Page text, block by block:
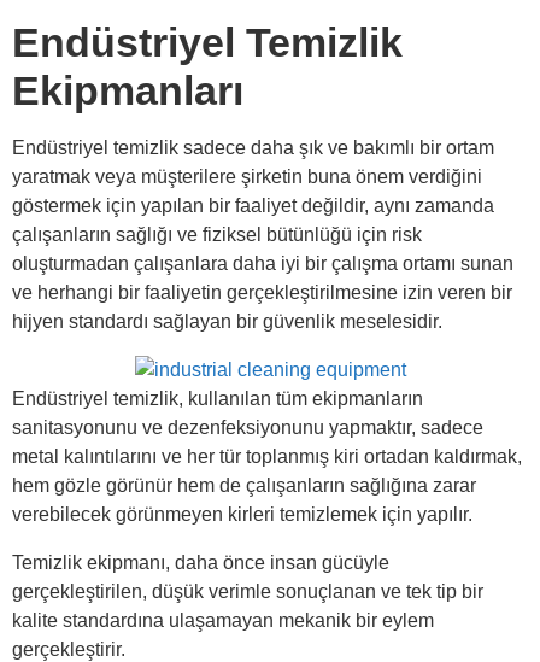
Endüstriyel Temizlik
Ekipmanları
Endüstriyel temizlik sadece daha şık ve bakımlı bir ortam
yaratmak veya müşterilere şirketin buna önem verdiğini
göstermek için yapılan bir faaliyet değildir, aynı zamanda
çalışanların sağlığı ve fiziksel bütünlüğü için risk
oluşturmadan çalışanlara daha iyi bir çalışma ortamı sunan
ve herhangi bir faaliyetin gerçekleştirilmesine izin veren bir
hijyen standardı sağlayan bir güvenlik meselesidir.
Endüstriyel temizlik, kullanılan tüm ekipmanların
sanitasyonunu ve dezenfeksiyonunu yapmaktır, sadece
metal kalıntılarını ve her tür toplanmış kiri ortadan kaldırmak,
hem gözle görünür hem de çalışanların sağlığına zarar
verebilecek görünmeyen kirleri temizlemek için yapılır.
Temizlik ekipmanı, daha önce insan gücüyle
gerçekleştirilen, düşük verimle sonuçlanan ve tek tip bir
kalite standardına ulaşamayan mekanik bir eylem
gerçekleştirir.